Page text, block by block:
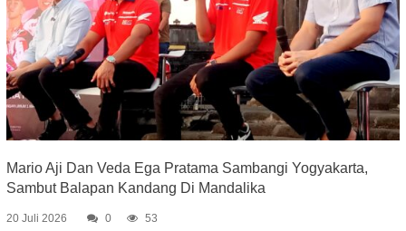
Mario Aji Dan Veda Ega Pratama Sambangi Yogyakarta,
Sambut Balapan Kandang Di Mandalika
20 Juli 2026 0 53